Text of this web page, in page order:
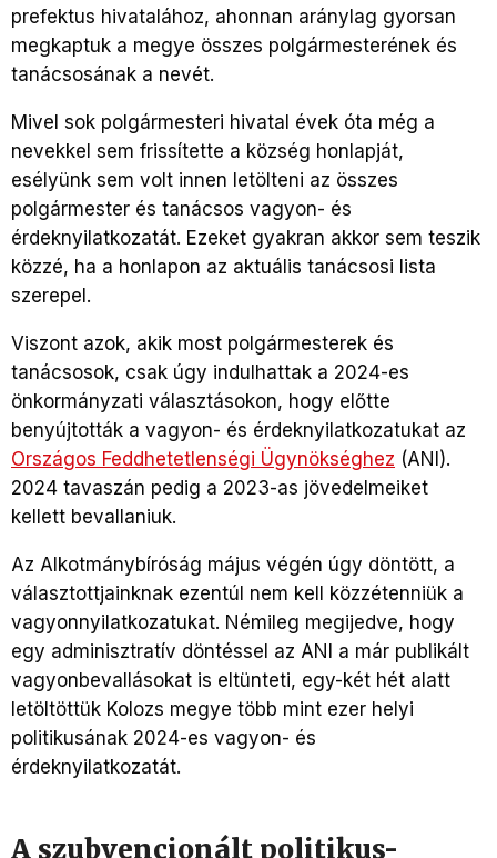
prefektus hivatalához, ahonnan aránylag gyorsan
megkaptuk a megye összes polgármesterének és
tanácsosának a nevét.
Mivel sok polgármesteri hivatal évek óta még a
nevekkel sem frissítette a község honlapját,
esélyünk sem volt innen letölteni az összes
polgármester és tanácsos vagyon- és
érdeknyilatkozatát. Ezeket gyakran akkor sem teszik
közzé, ha a honlapon az aktuális tanácsosi lista
szerepel.
Viszont azok, akik most polgármesterek és
tanácsosok, csak úgy indulhattak a 2024-es
önkormányzati választásokon, hogy előtte
benyújtották a vagyon- és érdeknyilatkozatukat az
Országos Feddhetetlenségi Ügynökséghez (ANI).
2024 tavaszán pedig a 2023-as jövedelmeiket
kellett bevallaniuk.
Az Alkotmánybíróság május végén úgy döntött, a
választottjainknak ezentúl nem kell közzétenniük a
vagyonnyilatkozatukat. Némileg megijedve, hogy
egy adminisztratív döntéssel az ANI a már publikált
vagyonbevallásokat is eltünteti, egy-két hét alatt
letöltöttük Kolozs megye több mint ezer helyi
politikusának 2024-es vagyon- és
érdeknyilatkozatát.
A szubvencionált politikus-